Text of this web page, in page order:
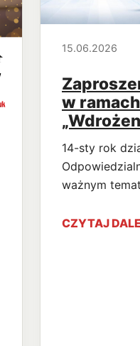
15.06.2026
w
14-sty rok
ważnym
CZYTAJ